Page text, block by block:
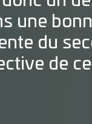
une
du
de